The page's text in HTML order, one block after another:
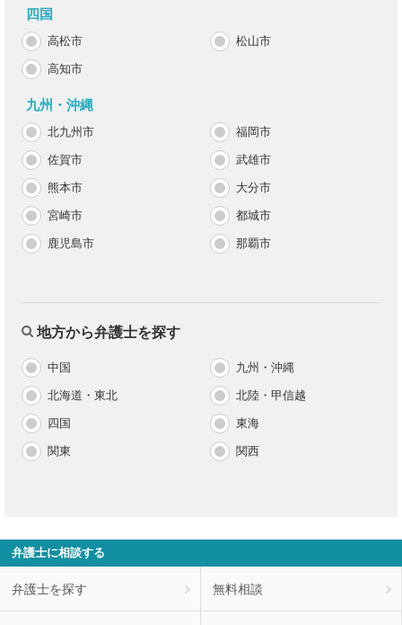
四国
高松市 松山市
高知市
九州・沖縄
北九州市 福岡市
佐賀市 武雄市
熊本市 大分市
宮崎市 都城市
鹿児島市 那覇市
地方から弁護士を探す
中国 九州・沖縄
北海道・東北 北陸・甲信越
四国 東海
関東 関西
弁護士に相談する
弁護士を探す 無料相談